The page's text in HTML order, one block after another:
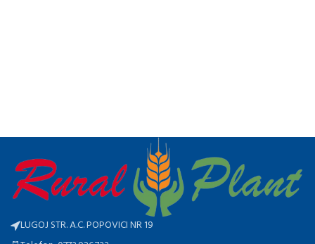
LUGOJ STR. A.C. POPOVICI NR 19